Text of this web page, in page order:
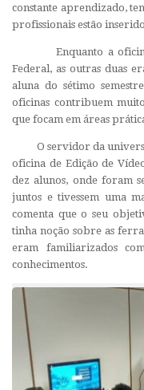
constante aprendizado,
profissionais estão
Enquanto a oficina
Federal, as outras duas
aluna do sétimo
oficinas contribuem
que focam em áreas
O servidor da
oficina de Edição de
dez alunos, onde foram
juntos e tivessem uma
comenta que o seu
tinha noção sobre as
eram familiarizados
conhecimentos.